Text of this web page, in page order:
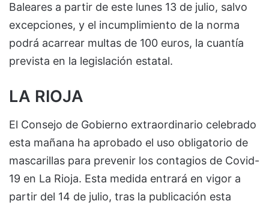
Baleares a partir de este lunes 13 de julio, salvo
excepciones, y el incumplimiento de la norma
podrá acarrear multas de 100 euros, la cuantía
prevista en la legislación estatal.
LA RIOJA
El Consejo de Gobierno extraordinario celebrado
esta mañana ha aprobado el uso obligatorio de
mascarillas para prevenir los contagios de Covid-
19 en La Rioja. Esta medida entrará en vigor a
partir del 14 de julio, tras la publicación esta